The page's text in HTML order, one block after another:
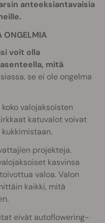
anteeksiantavaisia
ONGELMIA
voit olla
mitä
se ei ole ongelma
valojaksoisten
katuvalot voivat
projekteja.
kasvinsa
valoa. Valon
kaikki, mitä
eivät autoflowering-